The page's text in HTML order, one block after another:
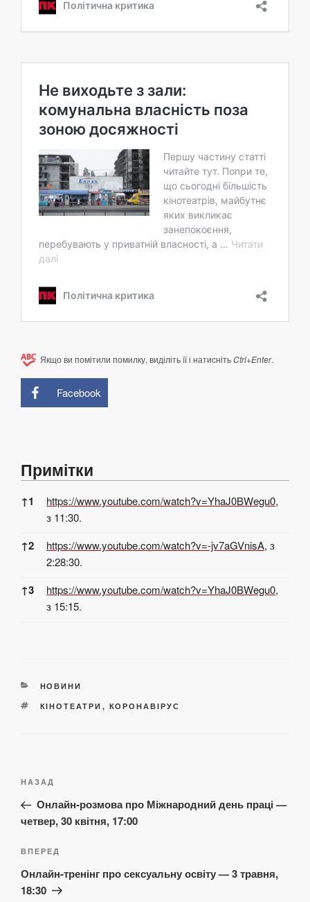
Якщо ви помітили помилку, виділіть її і натиснітьCtrl+Enter.
Facebook
Примітки
Примітки
↑1 https://www.youtube.com/watch?v=YhaJ0BWegu0,
з 11:30.
↑2 https://www.youtube.com/watch?v=-jv7aGVnisA, з
2:28:30.
↑3 https://www.youtube.com/watch?v=YhaJ0BWegu0,
з 15:15.
КАТЕГОРІЇ
НОВИНИ
ПОЗНАЧКИ
КІНОТЕАТРИ , КОРОНАВІРУС
записів
Попередній
запис:
НАЗАД
Онлайн-розмова про Міжнародний день праці —
четвер, 30 квітня, 17:00
Наступний
запис
ВПЕРЕД
Онлайн-тренінг про сексуальну освіту — 3 травня,
18:30